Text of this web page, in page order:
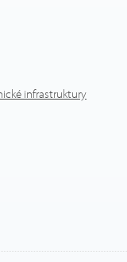
infrastruktury